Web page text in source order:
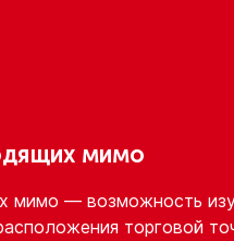
мимо
мимо — возможность
торговой